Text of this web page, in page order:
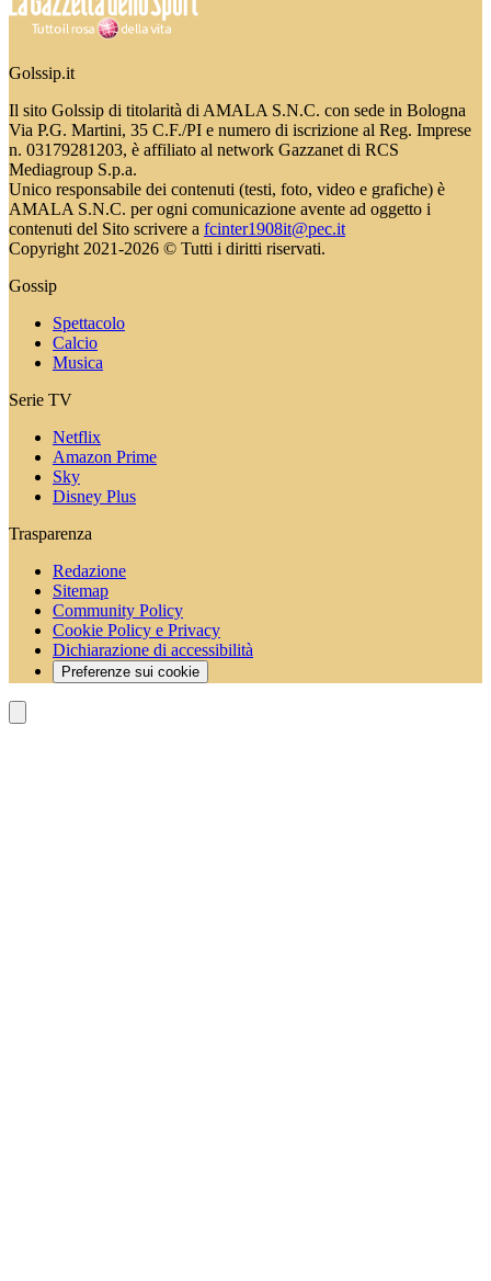
Golssip.it
Il sito Golssip di titolarità di AMALA S.N.C. con sede in Bologna
Via P.G. Martini, 35 C.F./PI e numero di iscrizione al Reg. Imprese
n. 03179281203, è affiliato al network Gazzanet di RCS
Mediagroup S.p.a.
Unico responsabile dei contenuti (testi, foto, video e grafiche) è
AMALA S.N.C. per ogni comunicazione avente ad oggetto i
contenuti del Sito scrivere a fcinter1908it@pec.it
Copyright 2021-2026 © Tutti i diritti riservati.
Gossip
Spettacolo
Calcio
Musica
Serie TV
Netflix
Amazon Prime
Sky
Disney Plus
Trasparenza
Redazione
Sitemap
Community Policy
Cookie Policy e Privacy
Dichiarazione di accessibilità
Preferenze sui cookie